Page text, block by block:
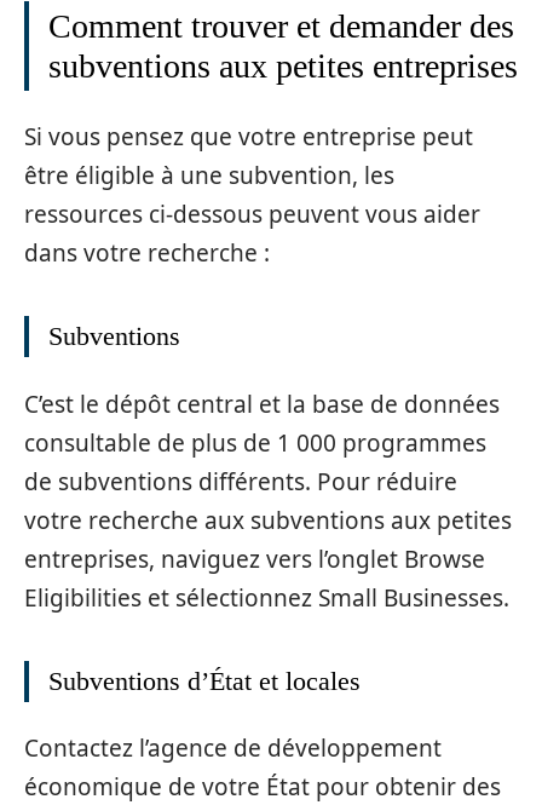
Comment trouver et demander des
subventions aux petites entreprises
Si vous pensez que votre entreprise peut
être éligible à une subvention, les
ressources ci-dessous peuvent vous aider
dans votre recherche :
Subventions
C’est le dépôt central et la base de données
consultable de plus de 1 000 programmes
de subventions différents. Pour réduire
votre recherche aux subventions aux petites
entreprises, naviguez vers l’onglet Browse
Eligibilities et sélectionnez Small Businesses.
Subventions d’État et locales
Contactez l’agence de développement
économique de votre État pour obtenir des